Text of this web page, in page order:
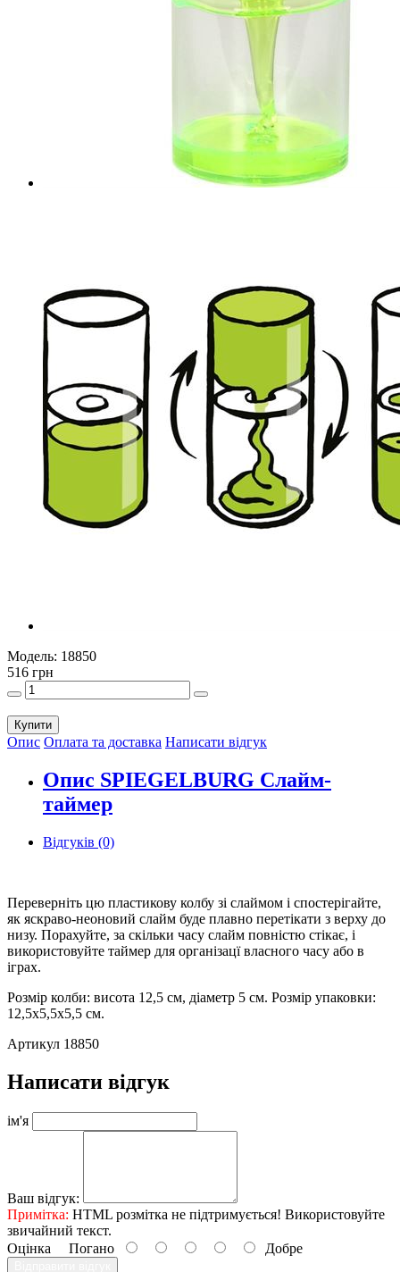
Модель: 18850
516 грн
Купити
Опис Оплата та доставка Написати відгук
Опис SPIEGELBURG Слайм-
таймер
Відгуків (0)
Переверніть цю пластикову колбу зі слаймом і спостерігайте,
як яскраво-неоновий слайм буде плавно перетікати з верху до
низу. Порахуйте, за скільки часу слайм повністю стікає, і
використовуйте таймер для організацї власного часу або в
іграх.
Розмір колби: висота 12,5 см, діаметр 5 см. Розмір упаковки:
12,5х5,5х5,5 см.
Артикул 18850
Написати відгук
ім'я
Ваш відгук:
Примітка: HTML розмітка не підтримується! Використовуйте
звичайний текст.
Оцінка Погано Добре